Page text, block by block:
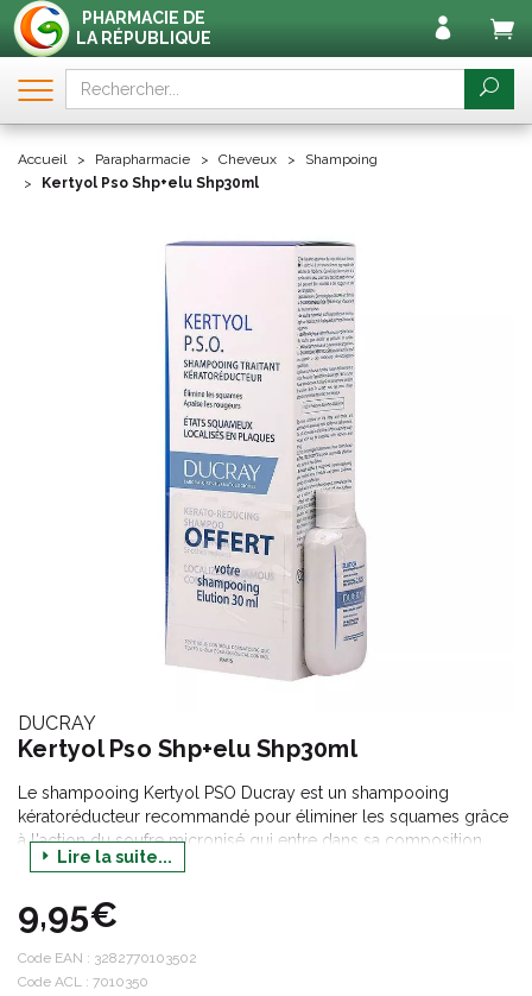
PHARMACIE DE
LA RÉPUBLIQUE
Accueil Parapharmacie Cheveux
Shampoing
Kertyol Pso Shp+elu Shp30ml
DUCRAY
Kertyol Pso Shp+elu Shp30ml
Le shampooing Kertyol PSO Ducray est un shampooing
kératoréducteur recommandé pour éliminer les squames grâce
à l'action du soufre micronisé qui entre dans sa composition
associé à l'acide salicylique qui permet le décollement des
action apaisante sur les démangeaisons et rougeurs du cuir
chevelu. Le shampooing rééquilibrant Elution offert est un
shampooing ayant une base lavante douce qui nettoie le cuir
chevelu en douceur et limite les risques de récidive de
Lire la suite...
9,95€
Code EAN : 3282770103502
Code ACL : 7010350